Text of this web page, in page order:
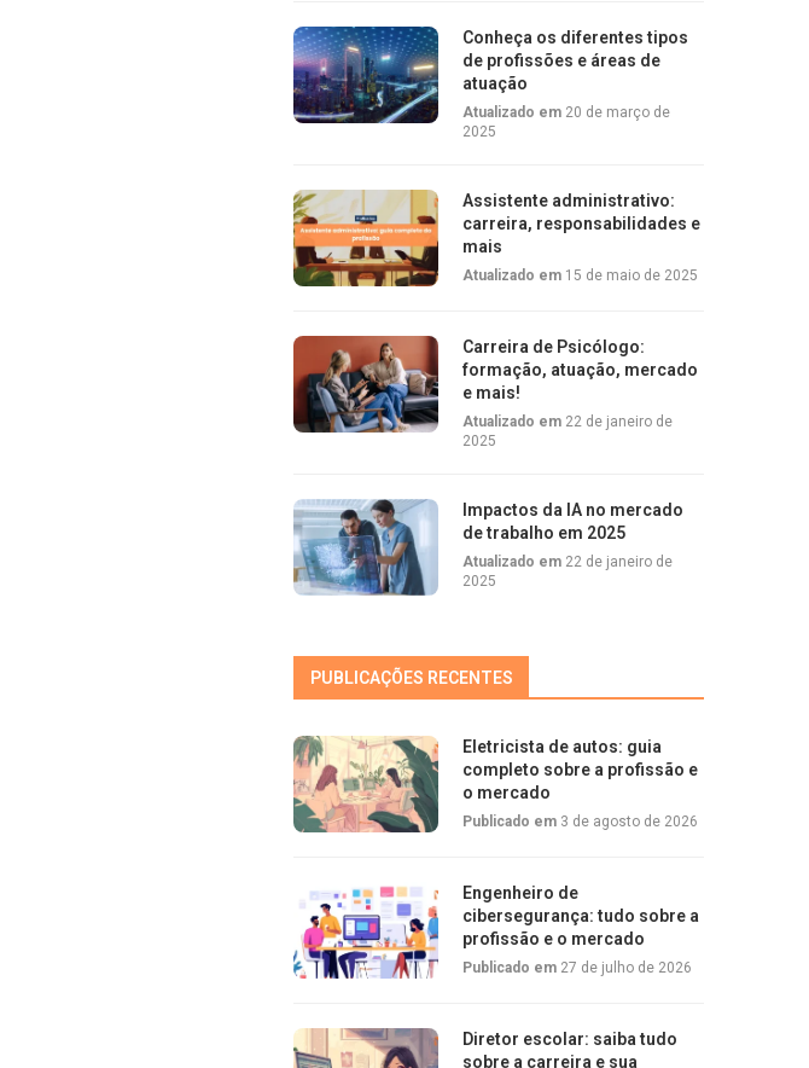
Conheça os diferentes tipos
de profissões e áreas de
atuação
Atualizado em 20 de março de
2025
Assistente administrativo:
carreira, responsabilidades e
mais
Atualizado em 15 de maio de 2025
Carreira de Psicólogo:
formação, atuação, mercado
e mais!
Atualizado em 22 de janeiro de
2025
Impactos da IA no mercado
de trabalho em 2025
Atualizado em 22 de janeiro de
2025
PUBLICAÇÕES RECENTES
Eletricista de autos: guia
completo sobre a profissão e
o mercado
Publicado em 3 de agosto de 2026
Engenheiro de
cibersegurança: tudo sobre a
profissão e o mercado
Publicado em 27 de julho de 2026
Diretor escolar: saiba tudo
sobre a carreira e sua